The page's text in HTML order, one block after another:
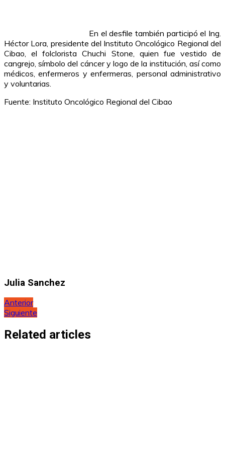
En el desfile también participó el Ing.
Héctor Lora, presidente del Instituto Oncológico Regional del
Cibao, el folclorista Chuchi Stone, quien fue vestido de
cangrejo, símbolo del cáncer y logo de la institución, así como
médicos, enfermeros y enfermeras, personal administrativo
y voluntarias.
Fuente: Instituto Oncológico Regional del Cibao
Julia Sanchez
Navegación
de
entradas
Anterior
Siguiente
Related articles